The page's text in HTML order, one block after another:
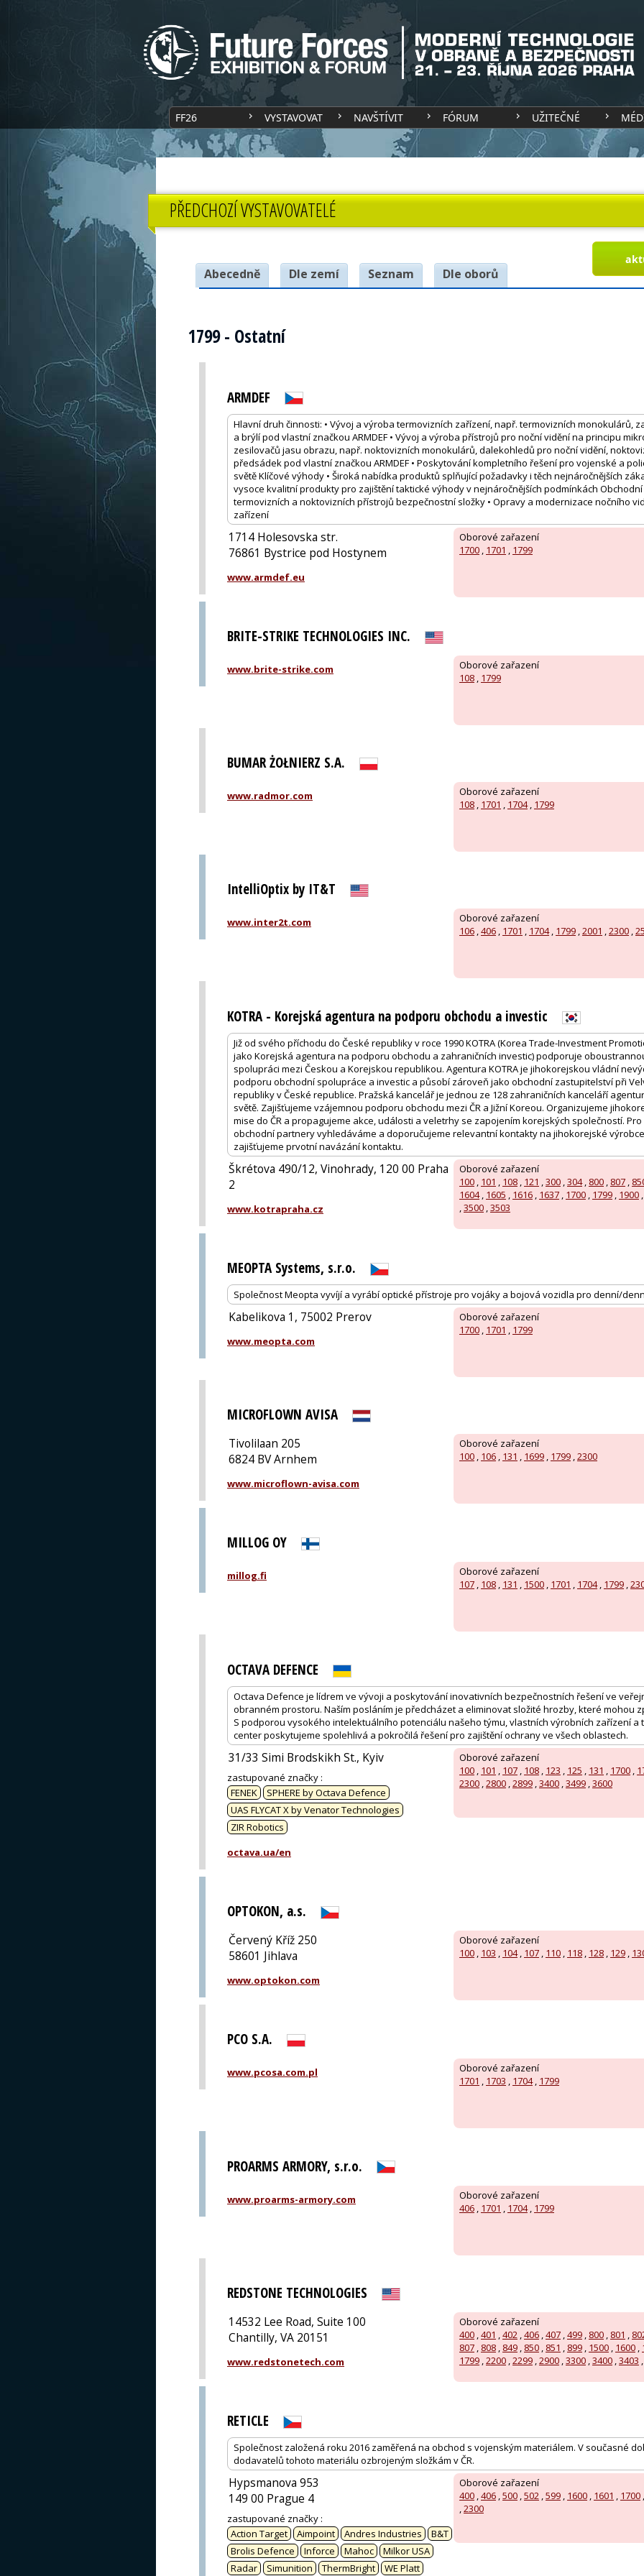
FF26 VYSTAVOVAT NAVŠTÍVIT FÓRUM UŽITEČNÉ
PŘEDCHOZÍ VYSTAVOVATELÉ
Abecedně Dle zemí Seznam Dle oborů
1799 - Ostatní
ARMDEF
Hlavní druh činnosti: • Vývoj a výroba termovizních zařízení, např. termovizních monokulárů,
a brýlí pod vlastní značkou ARMDEF • Vývoj a výroba přístrojů pro noční vidění na principu
zesilovačů jasu obrazu, např. noktovizních monokulárů, dalekohledů pro noční vidění,
předsádek pod vlastní značkou ARMDEF • Poskytování kompletního řešení pro vojenské a
světě Klíčové výhody • Široká nabídka produktů splňující požadavky i těch nejnáročnějších
vysoce kvalitní produkty pro zajištění taktické výhody v nejnáročnějších podmínkách
termovizních a noktovizních přístrojů bezpečnostní složky • Opravy a modernizace nočního
zařízení
Oborové zařazení
1700 , 1701 , 1799
1714 Holesovska str.
76861 Bystrice pod Hostynem
www.armdef.eu
BRITE-STRIKE TECHNOLOGIES INC.
Oborové zařazení
108 , 1799
www.brite-strike.com
BUMAR ŻOŁNIERZ S.A.
Oborové zařazení
108 , 1701 , 1704, 1799
www.radmor.com
IntelliOptix by IT&T
Oborové zařazení
106 ,406 , 1701 , 1704, 1799 ,2001 ,2300 ,
www.inter2t.com
KOTRA - Korejská agentura na podporu obchodu a investic
Již od svého příchodu do České republiky v roce 1990 KOTRA (Korea Trade-Investment
jako Korejská agentura na podporu obchodu a zahraničních investic) podporuje
spolupráci mezi Českou a Korejskou republikou. Agentura KOTRA je jihokorejskou vládní
podporu obchodní spolupráce a investic a působí zároveň jako obchodní zastupitelství při
republiky v České republice. Pražská kancelář je jednou ze 128 zahraničních kanceláří
světě. Zajišťujeme vzájemnou podporu obchodu mezi ČR a Jižní Koreou. Organizujeme
mise do ČR a propagujeme akce, události a veletrhy se zapojením korejských společností.
obchodní partnery vyhledáváme a doporučujeme relevantní kontakty na jihokorejské
zajišťujeme prvotní navázání kontaktu.
Oborové zařazení
100 , 101 , 108 , 121 ,300 ,304, 800 , 807 ,
1604, 1605 , 1616 , 1637 , 1700 , 1799 , 1900
,3500 ,3503
Škrétova 490/12, Vinohrady, 120 00 Praha
2
www.kotrapraha.cz
MEOPTA Systems, s.r.o.
Společnost Meopta vyvíjí a vyrábí optické přístroje pro vojáky a bojová vozidla pro denní/
Oborové zařazení
1700 , 1701 , 1799
Kabelikova 1, 75002 Prerov
www.meopta.com
MICROFLOWN AVISA
Oborové zařazení
100 , 106 , 131 , 1699 , 1799 ,2300
Tivolilaan 205
6824 BV Arnhem
www.microflown-avisa.com
MILLOG OY
Oborové zařazení
107 , 108 , 131 , 1500 , 1701 , 1704, 1799 ,
millog.fi
OCTAVA DEFENCE
Octava Defence je lídrem ve vývoji a poskytování inovativních bezpečnostních řešení ve
obranném prostoru. Naším posláním je předcházet a eliminovat složité hrozby, které mohou
S podporou vysokého intelektuálního potenciálu našeho týmu, vlastních výrobních zařízení a
center poskytujeme spolehlivá a pokročilá řešení pro zajištění ochrany ve všech oblastech.
Oborové zařazení
100 , 101 , 107 , 108 , 123 , 125 , 131 , 1700 ,
2300 ,2800 ,2899 ,3400 ,3499 ,3600
31/33 Simi Brodskikh St., Kyiv
zastupované značky :
FENEK
SPHERE by Octava Defence
UAS FLYCAT Х by Venator Technologies
ZIR Robotics
octava.ua/en
OPTOKON, a.s.
Oborové zařazení
100 , 103 , 104, 107 , 110 , 118 , 128 , 129 ,
Červený Kříž 250
58601 Jihlava
www.optokon.com
PCO S.A.
Oborové zařazení
1701 , 1703 , 1704, 1799
www.pcosa.com.pl
PROARMS ARMORY, s.r.o.
Oborové zařazení
406 1701 1704, 1799
www.proarms-armory.com
REDSTONE TECHNOLOGIES
Oborové zařazení
400 ,401 ,402 ,406 ,407 ,499 , 800 , 801 ,
807 , 808 , 849 , 850 , 851 , 899 , 1500 , 1600 ,
1799 ,2200 ,2299 ,2900 ,3300 ,3400 ,3403
14532 Lee Road, Suite 100
Chantilly, VA 20151
www.redstonetech.com
RETICLE
Společnost založená roku 2016 zaměřená na obchod s vojenským materiálem. V současné
dodavatelů tohoto materiálu ozbrojeným složkám v ČR.
Oborové zařazení
400 ,406 ,500 ,502 ,599 , 1600 , 1601 , 1700
,2300
Hypsmanova 953
149 00 Prague 4
zastupované značky :
Action Target
Aimpoint Andres Industries
B&T
Brolis Defence
Inforce Mahoc
Milkor USA
Radar
Simunition ThermBright WE Platt